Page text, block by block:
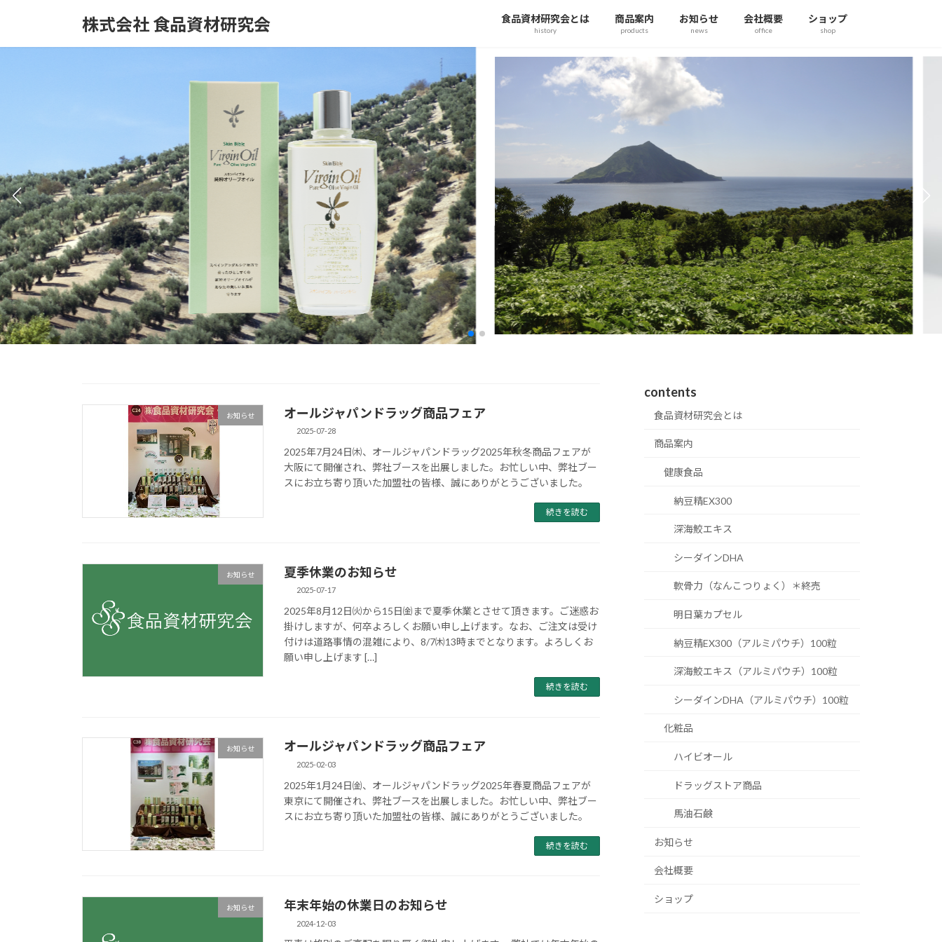
株式会社 食品資材研究会 食品資材研究会とは
history
商品案内
products
お知らせ
news
会社概要
office
ショップ
shop
お知らせ オールジャパンドラッグ商品フェア
2025-07-28
2025年7月24日㈭、オールジャパンドラッグ2025年秋冬商品フェアが
大阪にて開催され、弊社ブースを出展しました。お忙しい中、弊社ブー
スにお立ち寄り頂いた加盟社の皆様、誠にありがとうございました。
続きを読む
お知らせ 夏季休業のお知らせ
2025-07-17
2025年8月12日㈫から15日㈮まで夏季休業とさせて頂きます。ご迷惑お
掛けしますが、何卒よろしくお願い申し上げます。なお、ご注文は受け
付けは道路事情の混雑により、8/7㈭13時までとなります。よろしくお
願い申し上げます […]
続きを読む
お知らせ オールジャパンドラッグ商品フェア
2025-02-03
2025年1月24日㈮、オールジャパンドラッグ2025年春夏商品フェアが
東京にて開催され、弊社ブースを出展しました。お忙しい中、弊社ブー
スにお立ち寄り頂いた加盟社の皆様、誠にありがとうございました。
続きを読む
お知らせ 年末年始の休業日のお知らせ
2024-12-03
contents
食品資材研究会とは
商品案内
健康食品
納豆精EX300
深海鮫エキス
シーダインDHA
軟骨力（なんこつりょく）＊終売
明日葉カプセル
納豆精EX300（アルミパウチ）100粒
深海鮫エキス（アルミパウチ）100粒
シーダインDHA（アルミパウチ）100粒
化粧品
ハイビオール
ドラッグストア商品
馬油石鹸
お知らせ
会社概要
ショップ